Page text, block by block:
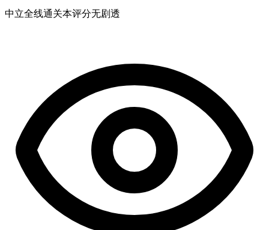
中立全线通关本评分无剧透